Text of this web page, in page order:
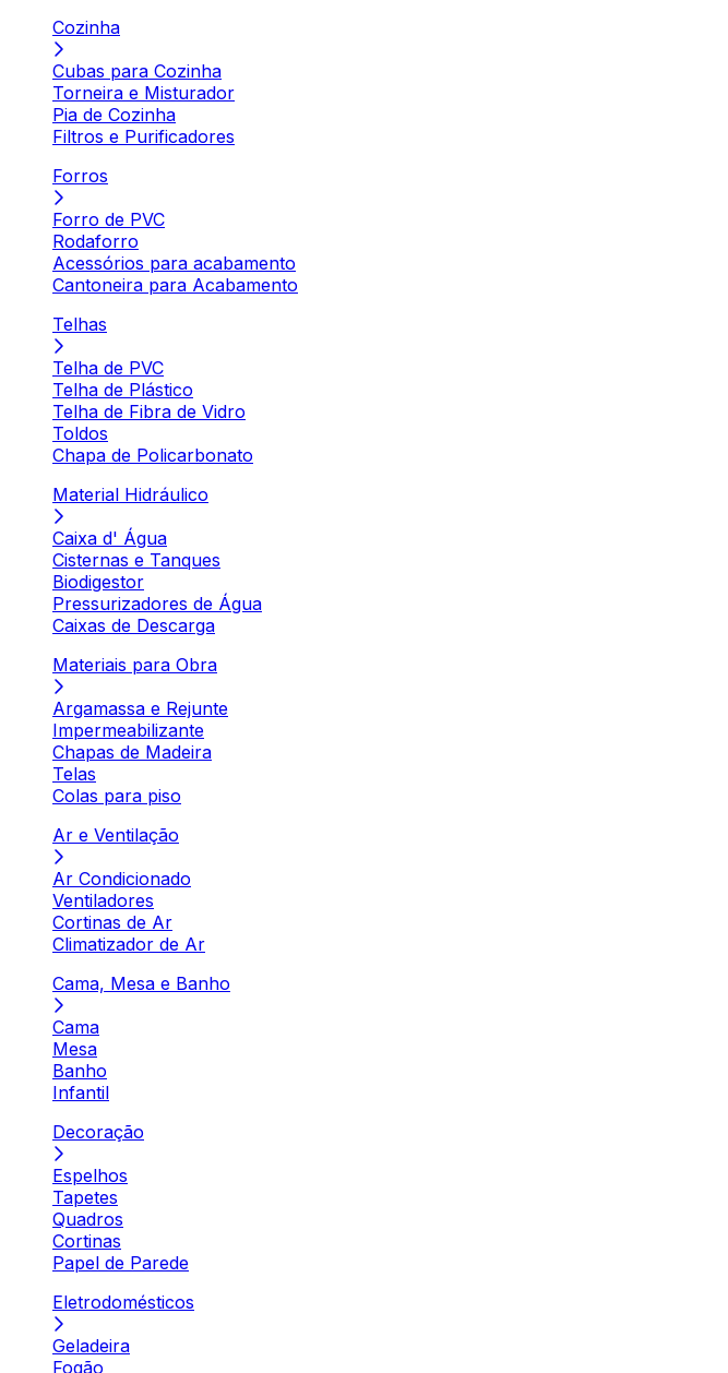
Cozinha
Cubas para Cozinha
Torneira e Misturador
Pia de Cozinha
Filtros e Purificadores
Forros
Forro de PVC
Rodaforro
Acessórios para acabamento
Cantoneira para Acabamento
Telhas
Telha de PVC
Telha de Plástico
Telha de Fibra de Vidro
Toldos
Chapa de Policarbonato
Material Hidráulico
Caixa d' Água
Cisternas e Tanques
Biodigestor
Pressurizadores de Água
Caixas de Descarga
Materiais para Obra
Argamassa e Rejunte
Impermeabilizante
Chapas de Madeira
Telas
Colas para piso
Ar e Ventilação
Ar Condicionado
Ventiladores
Cortinas de Ar
Climatizador de Ar
Cama, Mesa e Banho
Cama
Mesa
Banho
Infantil
Decoração
Espelhos
Tapetes
Quadros
Cortinas
Papel de Parede
Eletrodomésticos
Geladeira
Fogão